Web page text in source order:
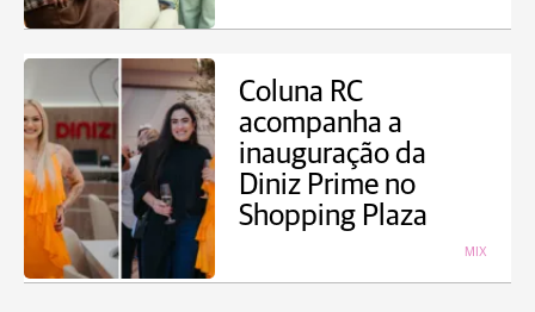
Coluna RC
acompanha a
inauguração da
Diniz Prime no
Shopping Plaza
MIX